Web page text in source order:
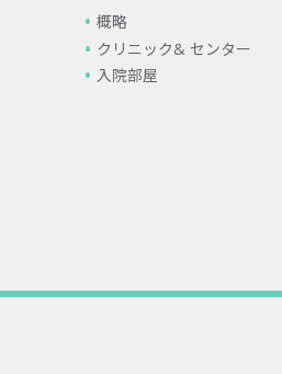
概略
クリニック& センター
入院部屋